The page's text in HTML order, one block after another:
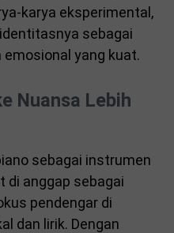
karya eksperimental,
sebagai
yang kuat.
Nuansa Lebih
sebagai instrumen
di anggap sebagai
pendengar di
dan lirik. Dengan